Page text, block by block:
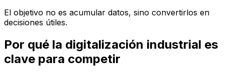
El objetivo no es acumular datos, sino convertirlos en
decisiones útiles.
Por qué la digitalización industrial es
clave para competir